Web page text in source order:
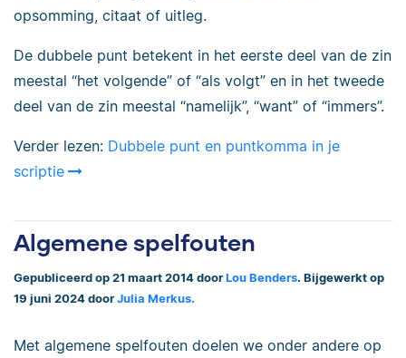
opsomming, citaat of uitleg.
De dubbele punt betekent in het eerste deel van de zin
meestal “het volgende” of “als volgt” en in het tweede
deel van de zin meestal “namelijk”, “want” of “immers”.
Verder lezen: Dubbele punt en puntkomma in je
scriptie
Algemene spelfouten
Gepubliceerd op 21 maart 2014 door Lou Benders. Bijgewerkt op
19 juni 2024 door Julia Merkus.
Met algemene spelfouten doelen we onder andere op